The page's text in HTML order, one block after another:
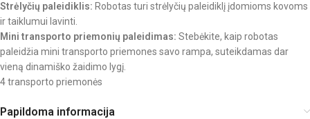
Strėlyčių paleidiklis: Robotas turi strėlyčių paleidiklį įdomioms kovoms
ir taiklumui lavinti.
Mini transporto priemonių paleidimas: Stebėkite, kaip robotas
paleidžia mini transporto priemones savo rampa, suteikdamas dar
vieną dinamiško žaidimo lygį.
4 transporto priemonės
Papildoma informacija